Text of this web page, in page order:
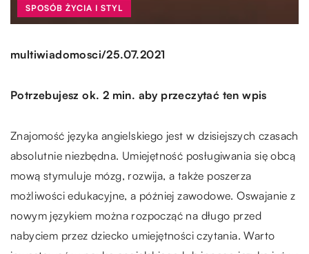
SPOSÓB ŻYCIA I STYL
multiwiadomosci/25.07.2021
Potrzebujesz ok. 2 min. aby przeczytać ten wpis
Znajomość języka angielskiego jest w dzisiejszych czasach
absolutnie niezbędna. Umiejętność posługiwania się obcą
mową stymuluje mózg, rozwija, a także poszerza
możliwości edukacyjne, a później zawodowe. Oswajanie z
nowym językiem można rozpocząć na długo przed
nabyciem przez dziecko umiejętności czytania. Warto